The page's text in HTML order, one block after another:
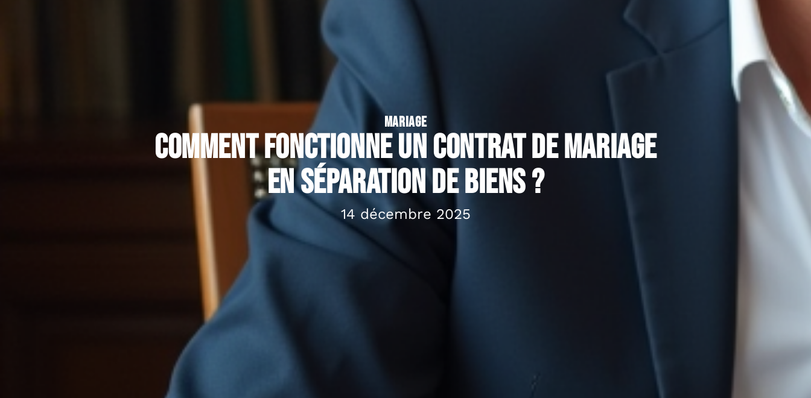
MARIAGE
Comment fonctionne un contrat de mariage
en séparation de biens ?
14 décembre 2025